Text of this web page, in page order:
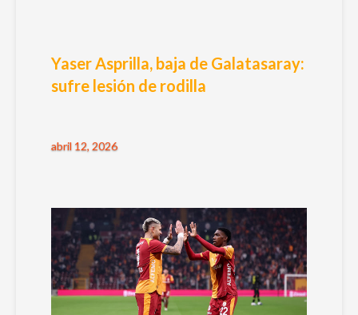
Yaser Asprilla, baja de Galatasaray:
sufre lesión de rodilla
abril 12, 2026